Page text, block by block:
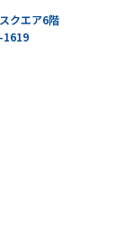
クエア6階
1619